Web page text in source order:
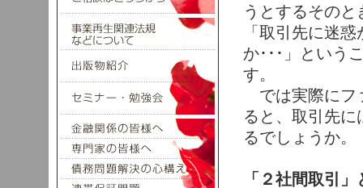
うとするその
「取引先に迷
か･･･」という
す。
では実際にフ
ると、取引先
るでしょうか。
「２社間取引